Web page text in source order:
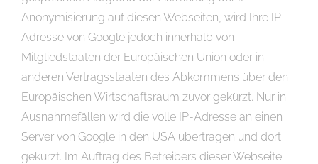
Anonymisierung auf diesen Webseiten, wird Ihre IP-
Adresse von Google jedoch innerhalb von
Mitgliedstaaten der Europäischen Union oder in
anderen Vertragsstaaten des Abkommens über den
Europäischen Wirtschaftsraum zuvor gekürzt. Nur in
Ausnahmefällen wird die volle IP-Adresse an einen
Server von Google in den USA übertragen und dort
gekürzt. Im Auftrag des Betreibers dieser Webseite